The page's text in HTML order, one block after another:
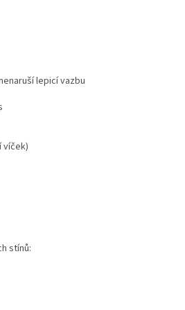
lepicí vazbu
víček)
stínů: